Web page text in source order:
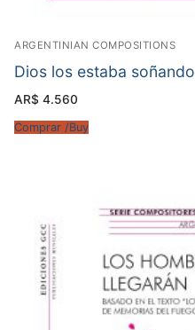
ARGENTINIAN COMPOSITIONS
Dios los estaba soñando
AR$ 4.560
Comprar /Buy